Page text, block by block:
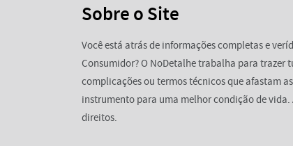
Sobre o Site
Você está atrás de informações completas e
Consumidor? O NoDetalhe trabalha para trazer
complicações ou termos técnicos que afastam
instrumento para uma melhor condição de vida.
direitos.